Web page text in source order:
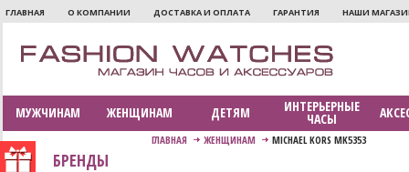
ГЛАВНАЯ О КОМПАНИИ ДОСТАВКА И ОПЛАТА ГАРАНТИЯ НАШИ
МУЖЧИНАМ ЖЕНЩИНАМ ДЕТЯМ ИНТЕРЬЕРНЫЕ
ЧАСЫ
ГЛАВНАЯ ЖЕНЩИНАМ MICHAEL KORS MK5353
БРЕНДЫ